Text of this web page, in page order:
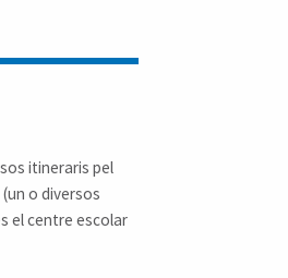
itineraris pel
o diversos
el centre escolar